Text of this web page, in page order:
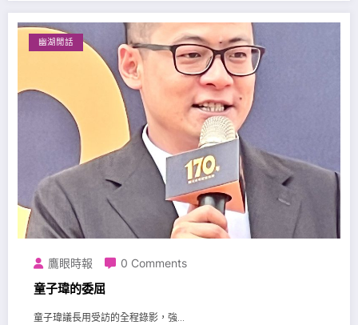
幽湖閒話
鷹眼時報 0 Comments
童子瑋的委屈
童子瑋議長用受訪的全程錄影，強...